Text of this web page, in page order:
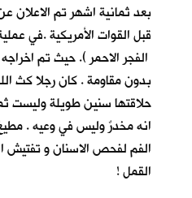
بعد ثمانية اشهر تم
قبل القوات الأمريكية .في
الفجر الاحمر ). حيث تم
بدون مقاومة . كان رجلا كث
حلاقتها سنين طويلة وليست
انه مخدرٌ وليس في وعيه .
الفم لفحص الاسنان و تفتيش
القمل !